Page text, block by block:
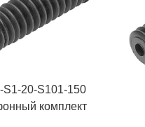
S1-20-S101-150
комплект